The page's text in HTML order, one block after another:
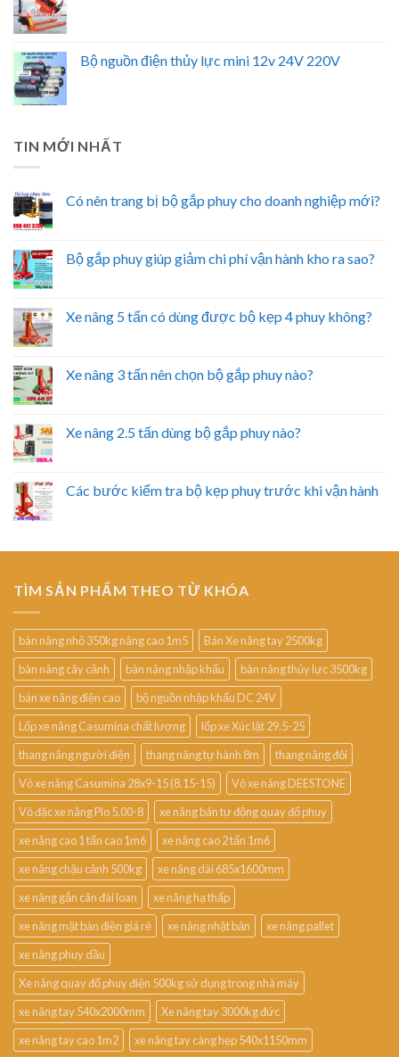
Bộ nguồn điện thủy lực mini 12v 24V 220V
TIN MỚI NHẤT
Có nên trang bị bộ gắp phuy cho doanh nghiệp mới?
Bộ gắp phuy giúp giảm chi phí vận hành kho ra sao?
Xe nâng 5 tấn có dùng được bộ kẹp 4 phuy không?
Xe nâng 3 tấn nên chọn bộ gắp phuy nào?
Xe nâng 2.5 tấn dùng bộ gắp phuy nào?
Các bước kiểm tra bộ kẹp phuy trước khi vận hành
TÌM SẢN PHẨM THEO TỪ KHÓA
bàn nâng nhỏ 350kg nâng cao 1m5
Bán Xe nâng tay 2500kg
bàn nâng cây cảnh
bàn nâng nhập khẩu
bàn nâng thủy lực 3500kg
bán xe nâng điện cao
bộ nguồn nhập khẩu DC 24V
Lốp xe nâng Casumina chất lượng
lốp xe Xúc lật 29.5-25
thang nâng người điện
thang nâng tự hành 8m
thang nâng đôi
Vỏ xe nâng Casumina 28x9-15 (8.15-15)
Vỏ xe nâng DEESTONE
Vỏ đặc xe nâng Pio 5.00-8
xe nâng bán tự động quay đổ phuy
xe nâng cao 1 tấn cao 1m6
xe nâng cao 2 tấn 1m6
xe nâng chậu cảnh 500kg
xe nâng dài 685x1600mm
xe nâng gắn cân đài loan
xe nâng hạ thấp
xe nâng mặt bàn điện giá rẻ
xe nâng nhật bản
xe nâng pallet
xe nâng phuy dầu
Xe nâng quay đổ phuy điện 500kg sử dụng trong nhà máy
xe nâng tay 540x2000mm
Xe nâng tay 3000kg đức
xe nâng tay cao 1m2
xe nâng tay càng hẹp 540x1150mm